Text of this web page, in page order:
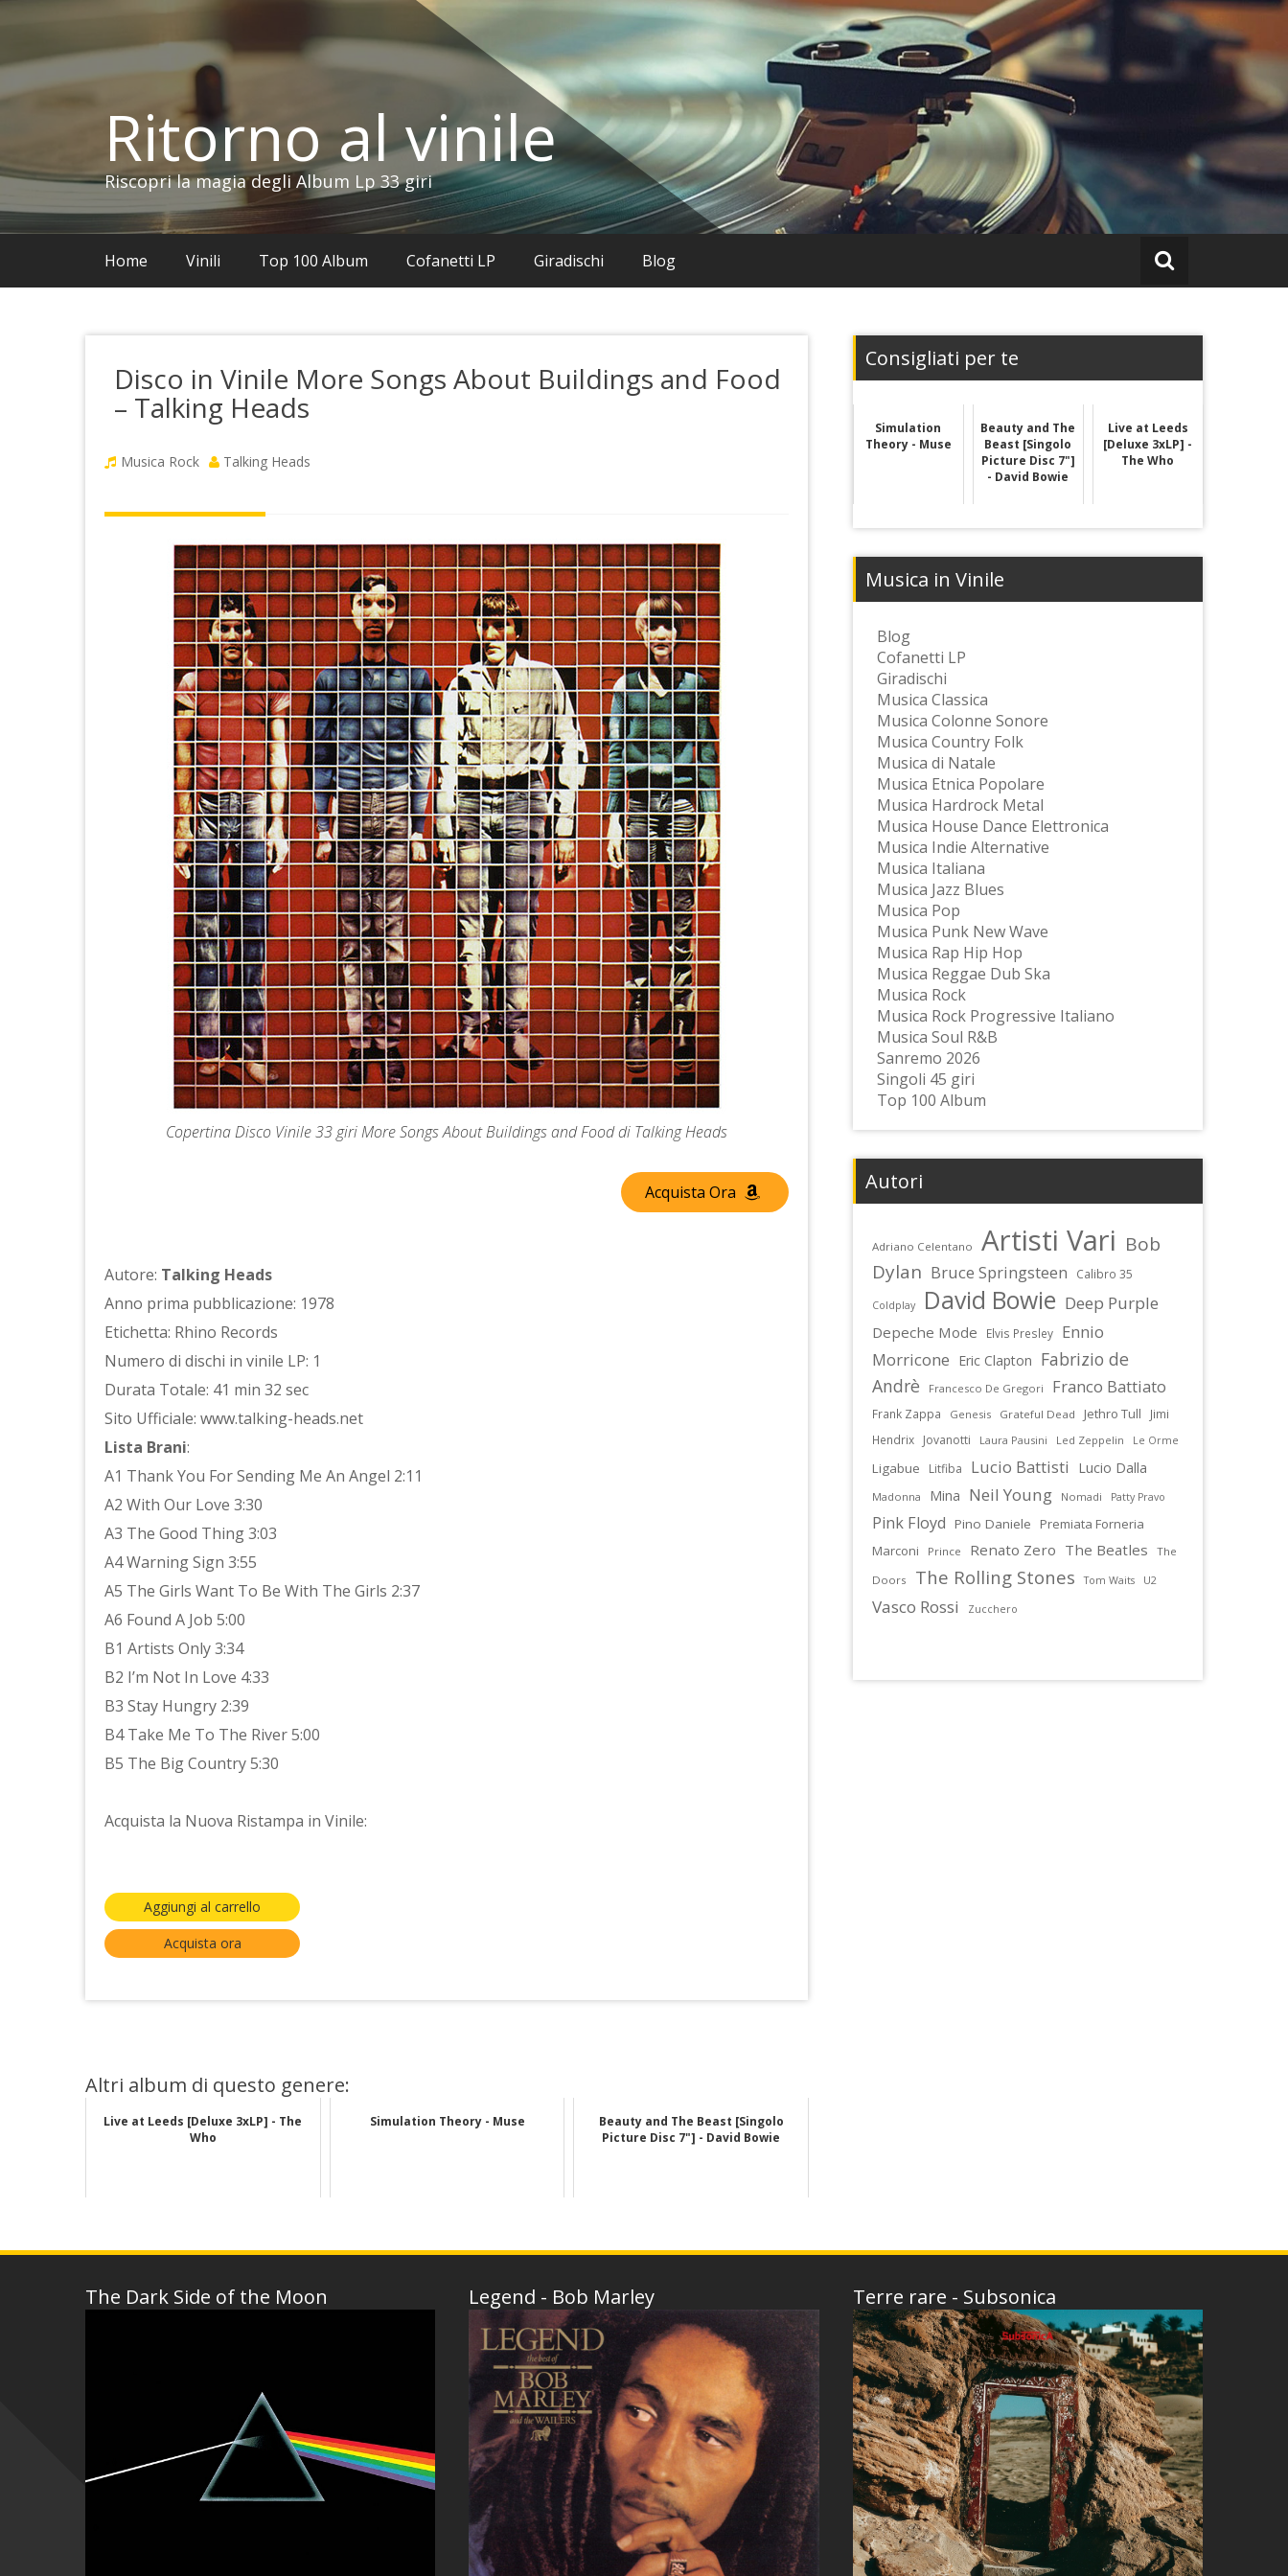
contenuto
Ritorno al vinile
Riscopri la magia degli Album Lp 33 giri
Home Vinili Top 100 Album Cofanetti LP Giradischi Blog
Disco in Vinile More Songs About Buildings and Food
– Talking Heads
Musica Rock Talking Heads
Copertina Disco Vinile 33 giri More Songs About Buildings and Food di Talking Heads
Acquista Ora
Autore: Talking Heads
Anno prima pubblicazione: 1978
Etichetta: Rhino Records
Numero di dischi in vinile LP: 1
Durata Totale: 41 min 32 sec
Sito Ufficiale: www.talking-heads.net
Lista Brani:
A1 Thank You For Sending Me An Angel 2:11
A2 With Our Love 3:30
A3 The Good Thing 3:03
A4 Warning Sign 3:55
A5 The Girls Want To Be With The Girls 2:37
A6 Found A Job 5:00
B1 Artists Only 3:34
B2 I’m Not In Love 4:33
B3 Stay Hungry 2:39
B4 Take Me To The River 5:00
B5 The Big Country 5:30
Acquista la Nuova Ristampa in Vinile:
Aggiungi al carrello
Acquista ora
Altri album di questo genere:
Live at Leeds [Deluxe 3xLP] - The
Who
Simulation Theory - Muse
Beauty and The Beast [Singolo
Picture Disc 7"] - David Bowie
Consigliati per te
Simulation
Theory - Muse
Beauty and The
Beast [Singolo
Picture Disc 7"]
- David Bowie
Live at Leeds
[Deluxe 3xLP] -
The Who
Musica in Vinile
Blog
Cofanetti LP
Giradischi
Musica Classica
Musica Colonne Sonore
Musica Country Folk
Musica di Natale
Musica Etnica Popolare
Musica Hardrock Metal
Musica House Dance Elettronica
Musica Indie Alternative
Musica Italiana
Musica Jazz Blues
Musica Pop
Musica Punk New Wave
Musica Rap Hip Hop
Musica Reggae Dub Ska
Musica Rock
Musica Rock Progressive Italiano
Musica Soul R&B
Sanremo 2026
Singoli 45 giri
Top 100 Album
Autori
Adriano Celentano Artisti Vari Bob
Dylan Bruce Springsteen Calibro 35
Coldplay David Bowie Deep Purple
Depeche Mode Elvis Presley
Ennio
Morricone Eric Clapton Fabrizio de
Andrè
Francesco De Gregori Franco Battiato
Frank Zappa Genesis Grateful Dead Jethro Tull
Jimi
Hendrix
Jovanotti Laura Pausini Led Zeppelin Le Orme
Ligabue Litfiba Lucio Battisti Lucio Dalla
Madonna Mina Neil Young Nomadi Patty Pravo
Pink Floyd Pino Daniele
Premiata Forneria
Marconi
Prince Renato Zero The Beatles
The
Doors
The Rolling Stones Tom Waits U2
Vasco Rossi Zucchero
The Dark Side of the Moon Legend - Bob Marley Terre rare - Subsonica